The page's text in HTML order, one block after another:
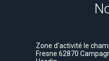
Zone d'activité le
Fresne 62870